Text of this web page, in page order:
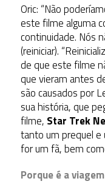
Oric: “Não
este filme alguma
continuidade. Nós
(reiniciar).
de que este filme
que vieram antes
são causados por
sua história, que
filme, Star Trek
tanto um prequel e
for um fã, bem
Porque é a